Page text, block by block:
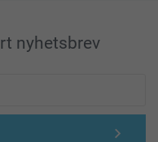
nyhetsbrev